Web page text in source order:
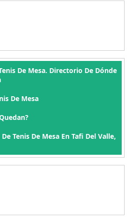
De Mesa. Directorio De Dónde
De Mesa
Tenis De Mesa En Tafi Del Valle,